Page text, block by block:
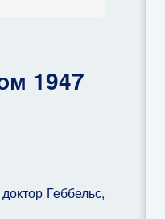
1947
Геббельс,